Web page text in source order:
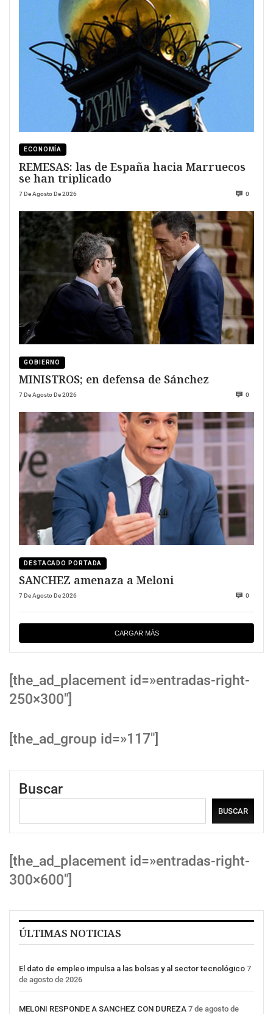
ECONOMÍA
REMESAS: las de España hacia Marruecos
se han triplicado
7 De Agosto De 2026 0
GOBIERNO
MINISTROS; en defensa de Sánchez
7 De Agosto De 2026 0
DESTACADO PORTADA
SANCHEZ amenaza a Meloni
7 De Agosto De 2026 0
CARGAR MÁS
[the_ad_placement id=»entradas-right-
250×300″]
[the_ad_group id=»117″]
Buscar
BUSCAR
[the_ad_placement id=»entradas-right-
300×600″]
ÚLTIMAS NOTICIAS
El dato de empleo impulsa a las bolsas y al sector tecnológico 7
de agosto de 2026
MELONI RESPONDE A SANCHEZ CON DUREZA 7 de agosto de